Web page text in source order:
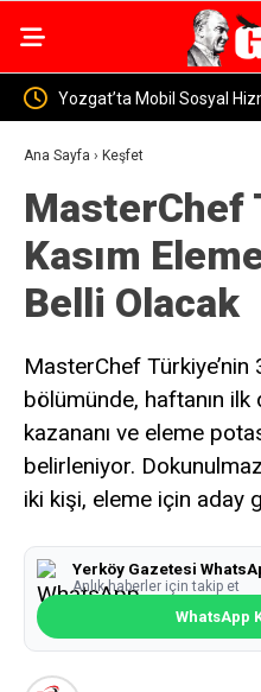
İşçi Yerköy İlçe
Emzirme Haftası
Ömür Sağlık”
Ana Sayfa › Keşfet
MasterChef
Kasım
Belli Olacak
MasterChef
bölümünde, haftanın ilk
kazananı ve eleme
belirleniyor.
iki kişi, eleme için aday
Yerköy Gazetesi
Anlık haberler için takip et
WhatsApp